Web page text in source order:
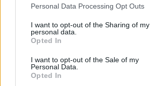
Personal Data Processing Opt Outs
I want to opt-out of the Sharing of my
personal data.
Opted In
I want to opt-out of the Sale of my
Personal Data.
Opted In